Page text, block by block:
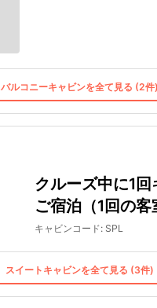
バルコニーキャビンを全て見る (2件)
クルーズ中に1
ご宿泊（1回の客
キャビンコード: SPL
スイートキャビンを全て見る (3件)